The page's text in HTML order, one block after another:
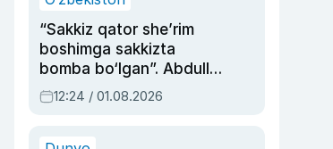
“Sakkiz qator she’rim
boshimga sakkizta
bomba bo‘lgan”. Abdulla
Oripovni siyosiy
ayblovlardan asrab
12:24 / 01.08.2026